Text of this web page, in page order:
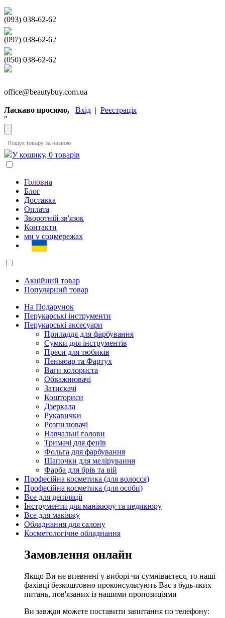
(093) 038-62-62
(097) 038-62-62
(050) 038-62-62
office@beautybuy.com.ua
Ласкаво просимо, Вхід | Реєстрація
"
У кошику, 0 товарів
Головна
Блог
Доставка
Оплата
Зворотній зв'язок
Контакти
ми у соцмережах
Акційний товар
Популярний товар
На Подарунок
Перукарські інструменти
Перукарські аксесуари
Приладдя для фарбування
Сумки для інструментів
Преси для тюбиків
Пеньюар та Фартух
Ваги колориста
Обважнювачі
Затискачі
Кошториси
Дзеркала
Рукавички
Розпилювачі
Навчальні голови
Тримачі для фенів
Фольга для фарбування
Шапочки для мелірування
Фарба для брів та вій
Професійна косметика (для волосся)
Професійна косметика (для особи)
Все для депіляції
Інструменти для манікюру та педикюру
Все для макіяжу
Обладнання для салону
Косметологічне обладнання
Замовлення онлайн
Якщо Ви не впевнені у виборі чи сумніваєтеся, то наші
фахівці безкоштовно проконсультують Вас з будь-яких
питань, пов'язаних із нашими пропозиціями
Ви завжди можете поставити запитання по телефону: